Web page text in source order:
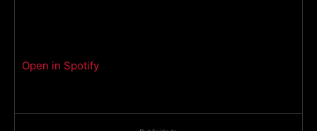
Open in Spotify